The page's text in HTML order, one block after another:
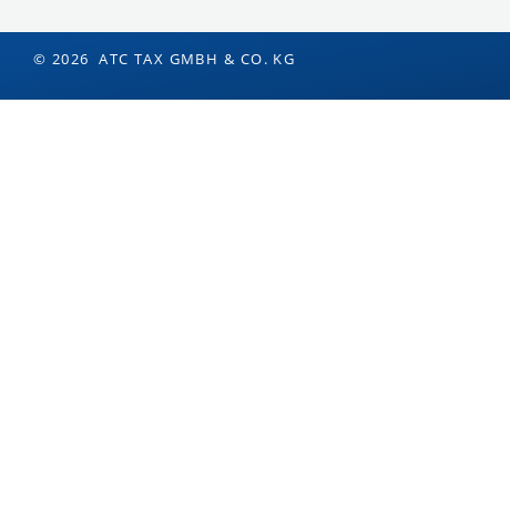
© 2026 ATC TAX GMBH & CO. KG